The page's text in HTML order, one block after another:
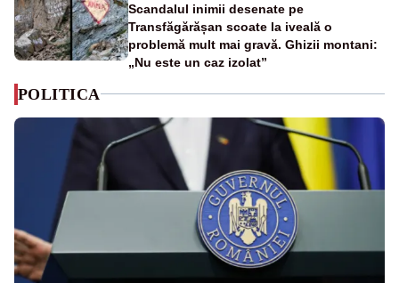
Scandalul inimii desenate pe
Transfăgărășan scoate la iveală o
problemă mult mai gravă. Ghizii montani:
„Nu este un caz izolat”
POLITICA